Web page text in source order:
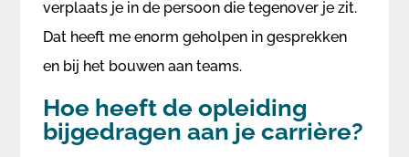
verplaats je in de persoon die tegenover je zit.
Dat heeft me enorm geholpen in gesprekken
en bij het bouwen aan teams.
Hoe heeft de opleiding
bijgedragen aan je carrière?